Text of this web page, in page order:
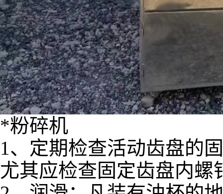
*粉碎机
1、定期检查活动齿盘的
尤其应检查固定齿盘内螺